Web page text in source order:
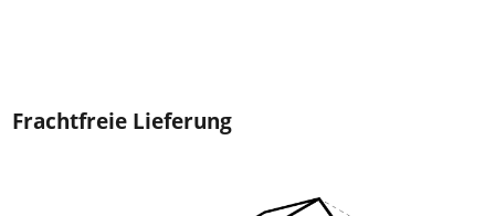
Frachtfreie Lieferung